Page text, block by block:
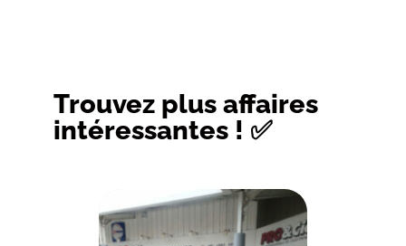
Trouvez plus affaires
intéressantes ! ✅